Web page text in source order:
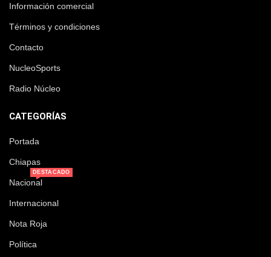
Información comercial
Términos y condiciones
Contacto
NucleoSports
Radio Núcleo
CATEGORÍAS
Portada
Chiapas
Nacional
DESTACADO
Internacional
Nota Roja
Política